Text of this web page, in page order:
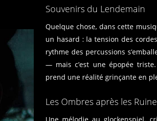
Souvenirs du Lendemain
Quelque chose, dans cette
un hasard : la tension des
rythme des percussions
— mais c’est une épopée
prend une réalité grinçante en
Les Ombres après les